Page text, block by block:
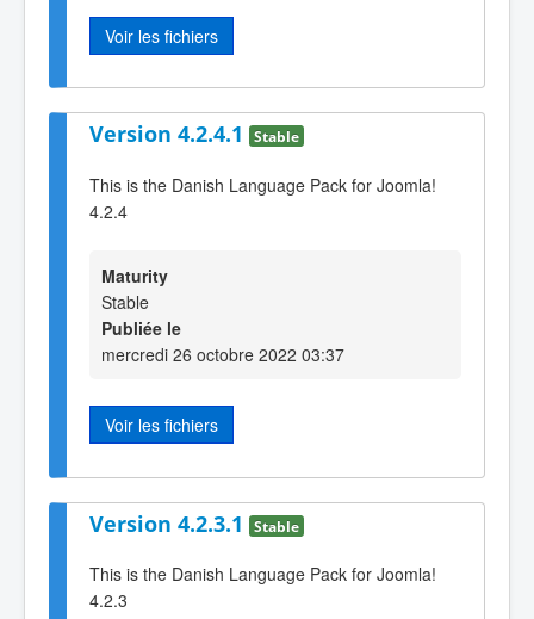
Voir les fichiers
Version 4.2.4.1 Stable
This is the Danish Language Pack for Joomla!
4.2.4
Maturity
Stable
Publiée le
mercredi 26 octobre 2022 03:37
Voir les fichiers
Version 4.2.3.1 Stable
This is the Danish Language Pack for Joomla!
4.2.3